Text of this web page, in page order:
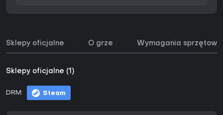
Sklepy oficjalne O grze Wymagania sprzętowe
Sklepy oficjalne (1)
DRM: Steam